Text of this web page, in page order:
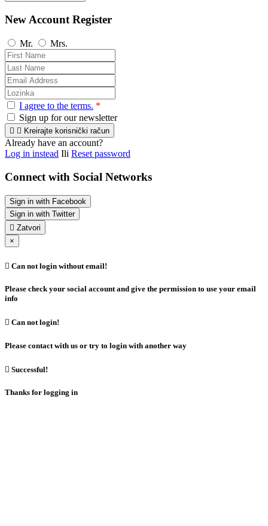
New Account Register
Mr. Mrs.
I agree to the terms. *
Sign up for our newsletter
  Kreirajte korisnički račun
Already have an account?
Log in instead Ili Reset password
Connect with Social Networks
Sign in with Facebook
Sign in with Twitter
 Zatvori
×
 Can not login without email!
Please check your social account and give the permission to use your email
info
 Can not login!
Please contact with us or try to login with another way
 Successful!
Thanks for logging in